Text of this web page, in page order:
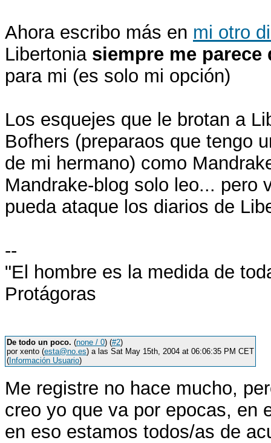
Ahora escribo más en mi otro
Libertonia siempre me
para mi (es solo mi opción)
Los esquejes que le brotan a
Bofhers (preparaos que tengo
de mi hermano) como
Mandrake-blog solo leo... pero
pueda ataque los diarios de
--
"El hombre es la medida de
Protágoras
De todo un poco. (none / 0) (#2)
por xento (esta@no.es) a las Sat May 15th, 2004 at 06:06:35 PM CET
( Información Usuario)
Me registre no hace mucho,
creo yo que va por epocas, en
en eso estamos todos/as de